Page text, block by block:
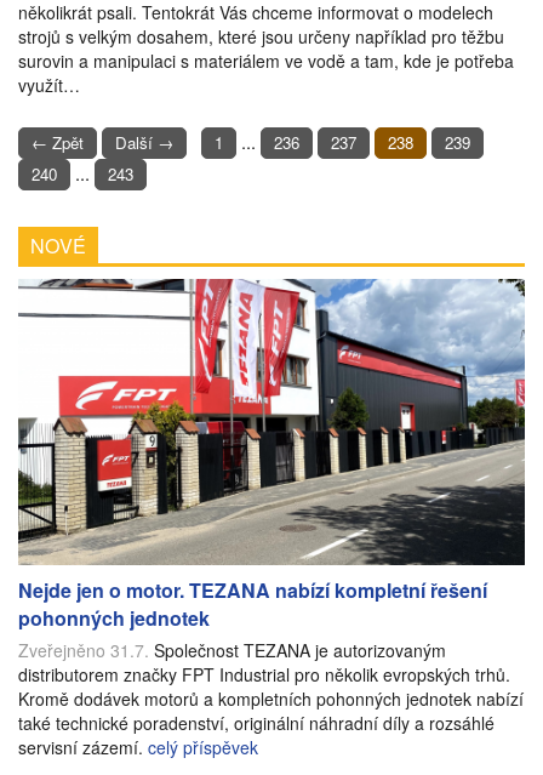
několikrát psali. Tentokrát Vás chceme informovat o modelech
strojů s velkým dosahem, které jsou určeny například pro těžbu
surovin a manipulaci s materiálem ve vodě a tam, kde je potřeba
využít…
← Zpět Další → 1 ... 236 237 238
239
240
... 243
NOVÉ
Nejde jen o motor. TEZANA nabízí kompletní řešení
pohonných jednotek
Zveřejněno 31.7. Společnost TEZANA je autorizovaným
distributorem značky FPT Industrial pro několik evropských trhů.
Kromě dodávek motorů a kompletních pohonných jednotek nabízí
také technické poradenství, originální náhradní díly a rozsáhlé
servisní zázemí. celý příspěvek